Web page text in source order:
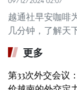
越通社早安咖啡
几分钟，了解天
更多
第33次外交会议